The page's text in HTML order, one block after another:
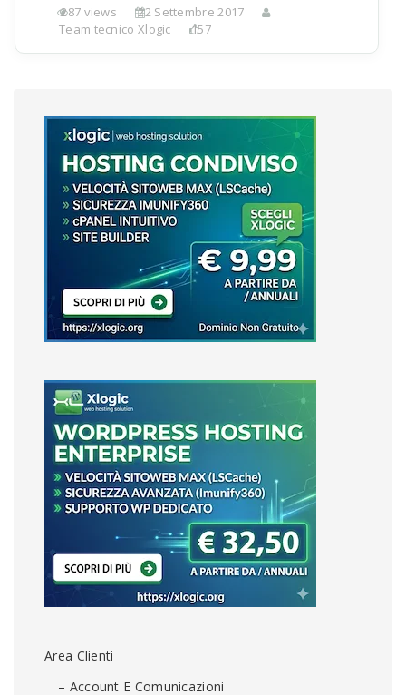
287 views
22 Settembre 2017
Team tecnico Xlogic
157
Area Clienti
– Account E Comunicazioni